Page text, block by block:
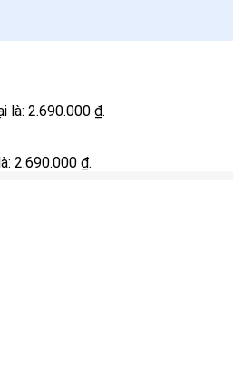
là: 2.690.000 ₫.
2.690.000 ₫.